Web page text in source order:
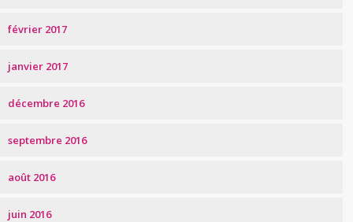
février 2017
janvier 2017
décembre 2016
septembre 2016
août 2016
juin 2016